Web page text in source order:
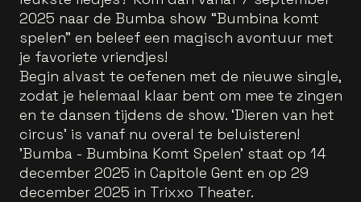
2025 naar de Bumba show “Bumbina komt
spelen” en beleef een magisch avontuur met
je favoriete vriendjes!
Begin alvast te oefenen met de nieuwe single,
zodat je helemaal klaar bent om mee te zingen
en te dansen tijdens de show. ‘Dieren van het
circus’ is vanaf nu overal te beluisteren!
'Bumba - Bumbina Komt Spelen' staat op 14
december 2025 in Capitole Gent en op 29
december 2025 in Trixxo Theater.